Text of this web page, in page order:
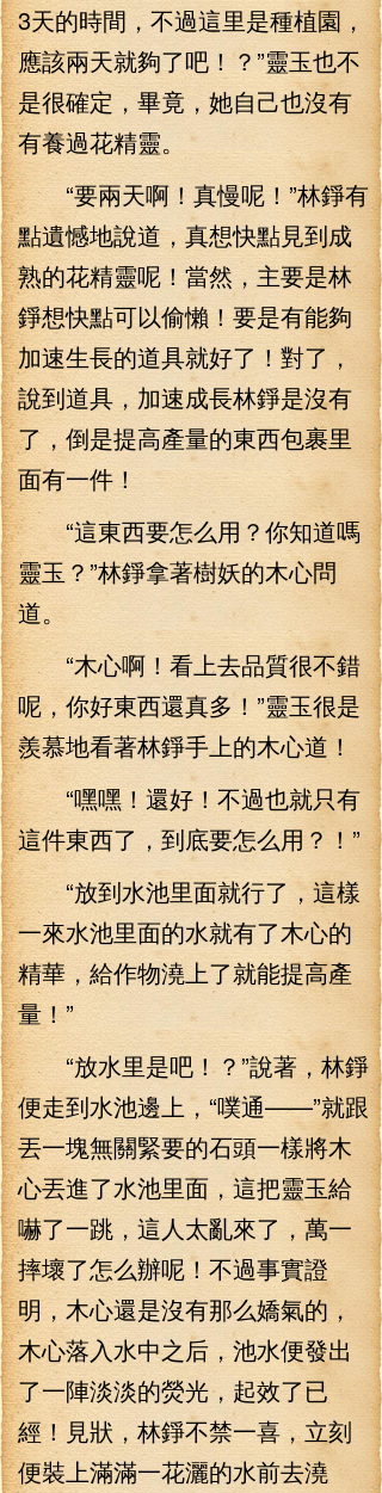
3天的時間，不過這里是種植園，
應該兩天就夠了吧！？”靈玉也不
是很確定，畢竟，她自己也沒有
有養過花精靈。
“要兩天啊！真慢呢！”林錚有
點遺憾地說道，真想快點見到成
熟的花精靈呢！當然，主要是林
錚想快點可以偷懶！要是有能夠
加速生長的道具就好了！對了，
說到道具，加速成長林錚是沒有
了，倒是提高產量的東西包裹里
面有一件！
“這東西要怎么用？你知道嗎
靈玉？”林錚拿著樹妖的木心問
道。
“木心啊！看上去品質很不錯
呢，你好東西還真多！”靈玉很是
羨慕地看著林錚手上的木心道！
“嘿嘿！還好！不過也就只有
這件東西了，到底要怎么用？！”
“放到水池里面就行了，這樣
一來水池里面的水就有了木心的
精華，給作物澆上了就能提高產
量！”
“放水里是吧！？”說著，林錚
便走到水池邊上，“噗通——”就跟
丟一塊無關緊要的石頭一樣將木
心丟進了水池里面，這把靈玉給
嚇了一跳，這人太亂來了，萬一
摔壞了怎么辦呢！不過事實證
明，木心還是沒有那么嬌氣的，
木心落入水中之后，池水便發出
了一陣淡淡的熒光，起效了已
經！見狀，林錚不禁一喜，立刻
便裝上滿滿一花灑的水前去澆